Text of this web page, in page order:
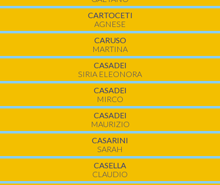
CARTOCETI
AGNESE
CARUSO
MARTINA
CASADEI
SIRIA ELEONORA
CASADEI
MIRCO
CASADEI
MAURIZIO
CASARINI
SARAH
CASELLA
CLAUDIO